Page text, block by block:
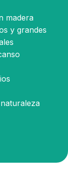
madera
y grandes